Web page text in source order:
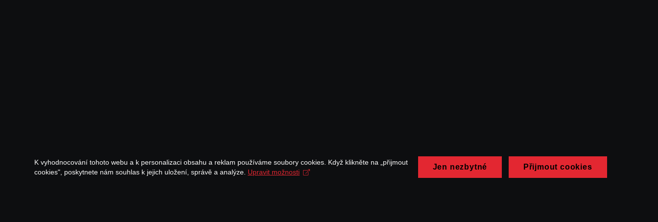
K vyhodnocování tohoto webu a k personalizaci obsahu a reklam používáme soubory cookies. Když klikněte na „přijmout
cookies", poskytnete nám souhlas k jejich uložení, správě a analýze. Upravit možnosti
Jen nezbytné Přijmout cookies